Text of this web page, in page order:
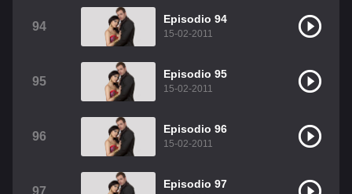
94
Episodio 94
15-02-2011
95
Episodio 95
15-02-2011
96
Episodio 96
15-02-2011
Episodio 97